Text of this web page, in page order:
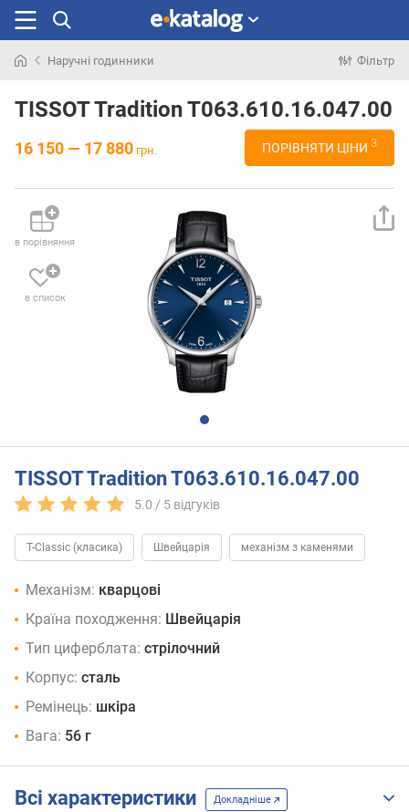
раніше
Наручні годинники Фільтр
TISSOT Tradition T063.610.16.047.00
16 150 — 17 880 грн. ПОРІВНЯТИ ЦІНИ 3
в порівняння
в список
TISSOT Tradition T063.610.16.047.00
5.0 / 5 відгуків
T-Classic (класика) Швейцарія механізм з каменями
Механізм: кварцові
Країна походження: Швейцарія
Тип циферблата: стрілочний
Корпус: сталь
Ремінець: шкіра
Вага: 56 г
Всі характеристики Докладніше